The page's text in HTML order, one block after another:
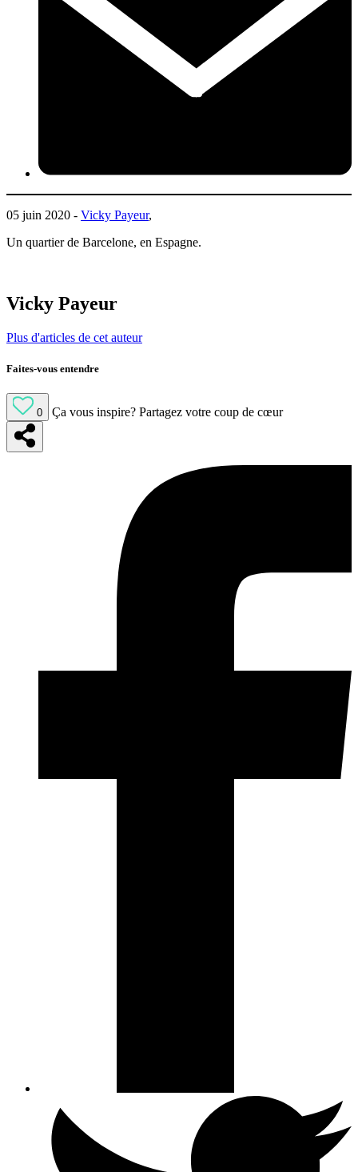
05 juin 2020 - Vicky Payeur,
Un quartier de Barcelone, en Espagne.
Vicky Payeur
Plus d'articles de cet auteur
Faites-vous entendre
0 Ça vous inspire? Partagez votre coup de cœur